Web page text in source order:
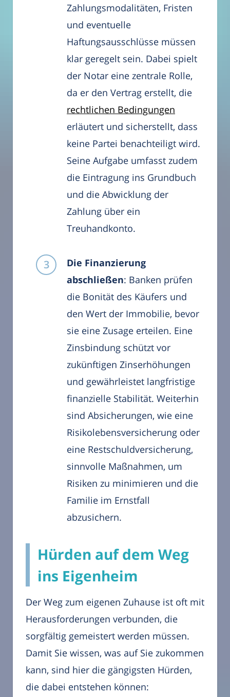
Zahlungsmodalitäten, Fristen
und eventuelle
Haftungsausschlüsse müssen
klar geregelt sein. Dabei spielt
der Notar eine zentrale Rolle,
da er den Vertrag erstellt, die
rechtlichen Bedingungen
erläutert und sicherstellt, dass
keine Partei benachteiligt wird.
Seine Aufgabe umfasst zudem
die Eintragung ins Grundbuch
und die Abwicklung der
Zahlung über ein
Treuhandkonto.
Die Finanzierung
abschließen: Banken prüfen
die Bonität des Käufers und
den Wert der Immobilie, bevor
sie eine Zusage erteilen. Eine
Zinsbindung schützt vor
zukünftigen Zinserhöhungen
und gewährleistet langfristige
finanzielle Stabilität. Weiterhin
sind Absicherungen, wie eine
Risikolebensversicherung oder
eine Restschuldversicherung,
sinnvolle Maßnahmen, um
Risiken zu minimieren und die
Familie im Ernstfall
abzusichern.
Hürden auf dem Weg
ins Eigenheim
Der Weg zum eigenen Zuhause ist oft mit
Herausforderungen verbunden, die
sorgfältig gemeistert werden müssen.
Damit Sie wissen, was auf Sie zukommen
kann, sind hier die gängigsten Hürden,
die dabei entstehen können: